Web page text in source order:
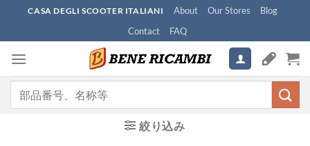
content
CASA DEGLI SCOOTER ITALIANI About Our Stores
Blog
Contact
FAQ
絞り込み